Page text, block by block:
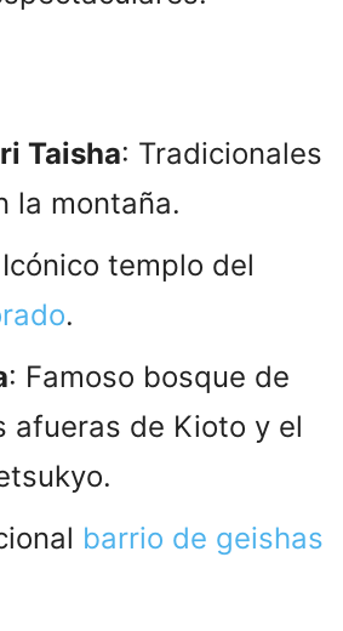
Taisha: Tradicionales
la montaña.
templo del
.
: Famoso bosque de
afueras de Kioto y el
barrio de geishas